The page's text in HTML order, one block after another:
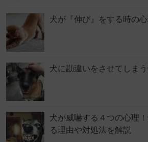
犬が『伸び』をする時の
犬に勘違いをさせてしま
犬が威嚇する４つの心理
る理由や対処法を解説